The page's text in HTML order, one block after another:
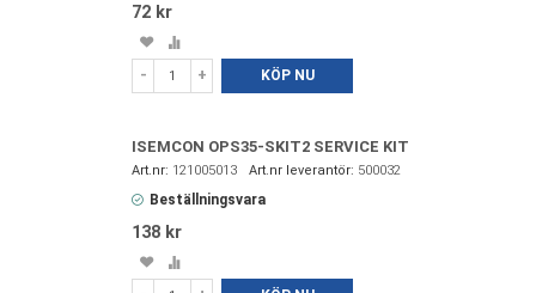
72 kr
Spara
i
favoriter
Lägg
till
- + KÖP NU
ISEMCON OPS35-SKIT2 SERVICE KIT
121005013 500032
Beställningsvara
138 kr
Spara
i
Lägg
till